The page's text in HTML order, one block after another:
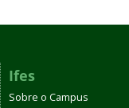
Ifes
Sobre o Campus